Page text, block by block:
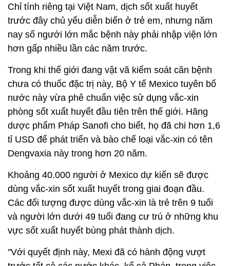
Chỉ tính riêng tại Việt Nam, dịch sốt xuất huyết
trước đây chủ yếu diễn biến ở trẻ em, nhưng năm
nay số ngưới lớn mắc bệnh này phải nhập viện lớn
hơn gấp nhiều lần các năm trước.
Trong khi thế giới đang vật vã kiểm soát căn bệnh
chưa có thuốc đặc trị này, Bộ Y tế Mexico tuyên bố
nước này vừa phê chuẩn việc sử dụng vắc-xin
phòng sốt xuất huyết đầu tiên trên thế giới. Hãng
dược phẩm Pháp Sanofi cho biết, họ đã chi hơn 1,6
tỉ USD để phát triển và bào chế loại vắc-xin có tên
Dengvaxia này trong hơn 20 năm.
Khoảng 40.000 người ở Mexico dự kiến sẽ được
dùng vắc-xin sốt xuất huyết trong giai đoạn đầu.
Các đối tượng được dùng vắc-xin là trẻ trên 9 tuổi
và người lớn dưới 49 tuổi đang cư trú ở những khu
vực sốt xuất huyết bùng phát thành dịch.
"Với quyết định này, Mexi đã có hành động vượt